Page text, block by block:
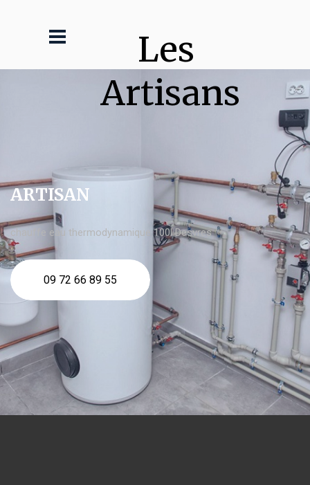
Les
Artisans
ARTISAN
chauffe eau thermodynamique 100l Desvres
09 72 66 89 55